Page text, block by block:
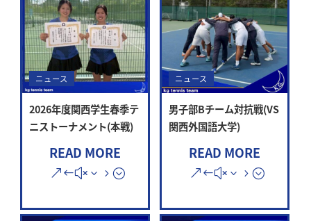
ニュース
2026年度関西学生春季テ
ニストーナメント(本戦)
READ MORE
ニュース
男子部Bチーム対抗戦(VS
関西外国語大学)
READ MORE